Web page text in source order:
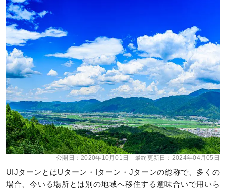
公開日：2020年10月01日 最終更新日： 2024年04月05日
UIJターンとはUターン・Iターン・Jターンの総称で、多くの
場合、今いる場所とは別の地域へ移住する意味合いで用いら